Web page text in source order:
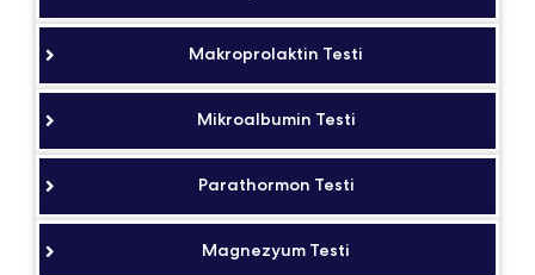
Makroprolaktin Testi
Mikroalbumin Testi
Parathormon Testi
Magnezyum Testi